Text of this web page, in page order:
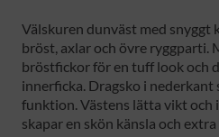
Välskuren dunväst med snyggt
bröst, axlar och övre ryggparti.
bröstfickor för en tuff look och
innerficka. Dragsko i
funktion. Västens lätta vikt och
skapar en skön känsla och